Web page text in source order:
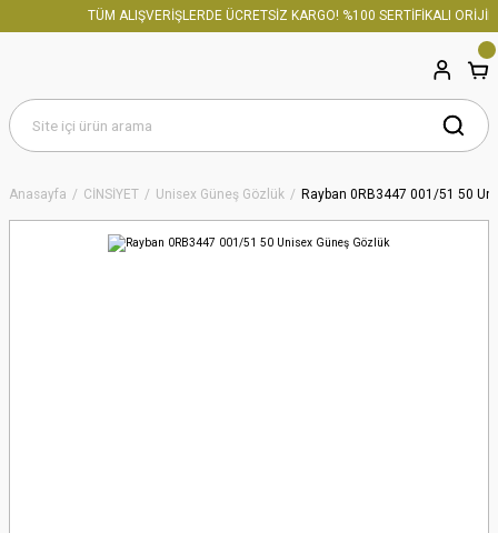
TÜM ALIŞVERİŞLERDE ÜCRETSİZ KARGO! %100 SERTİFİKALI
Anasayfa CİNSİYET Unisex Güneş Gözlük Rayban 0RB3447 001/51 50